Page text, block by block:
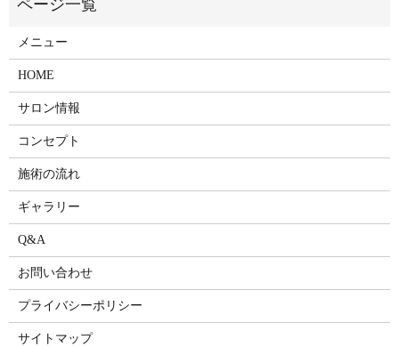
メニュー
HOME
サロン情報
コンセプト
施術の流れ
ギャラリー
Q&A
お問い合わせ
プライバシーポリシー
サイトマップ